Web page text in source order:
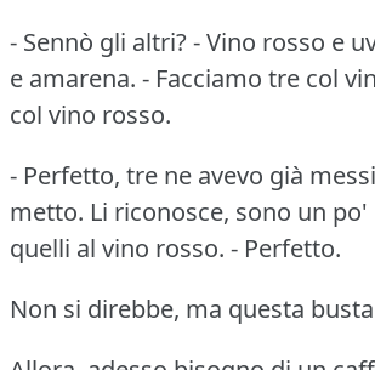
- Sennò gli altri? - Vino rosso e
e amarena. - Facciamo tre col
col vino rosso.
- Perfetto, tre ne avevo già
metto. Li riconosce, sono un
quelli al vino rosso. - Perfetto.
Non si direbbe, ma questa